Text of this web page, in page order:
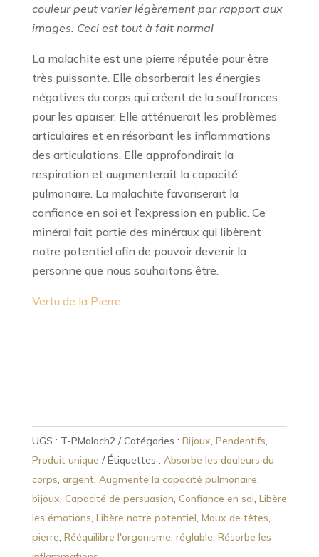
couleur peut varier légèrement par rapport aux
images. Ceci est tout à fait normal
La malachite est une pierre réputée pour être
très puissante. Elle absorberait les énergies
négatives du corps qui créent de la souffrances
pour les apaiser. Elle atténuerait les problèmes
articulaires et en résorbant les inflammations
des articulations. Elle approfondirait la
respiration et augmenterait la capacité
pulmonaire. La malachite favoriserait la
confiance en soi et l’expression en public. Ce
minéral fait partie des minéraux qui libèrent
notre potentiel afin de pouvoir devenir la
personne que nous souhaitons être.
Vertu de la Pierre
UGS : T-PMalach2 Catégories : Bijoux, Pendentifs,
Produit unique
Étiquettes : Absorbe les douleurs du
corps, argent, Augmente la capacité pulmonaire,
bijoux, Capacité de persuasion, Confiance en soi, Libère
les émotions, Libère notre potentiel, Maux de têtes,
pierre, Rééquilibre l'organisme, réglable, Résorbe les